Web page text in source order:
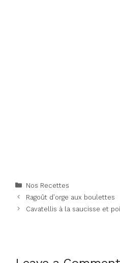
Categories
Nos Recettes
Ragoût d’orge aux boulettes
Cavatellis à la saucisse et